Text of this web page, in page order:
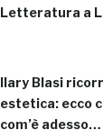
Letteratura a
Ilary Blasi
estetica: ecco
com’è adesso…